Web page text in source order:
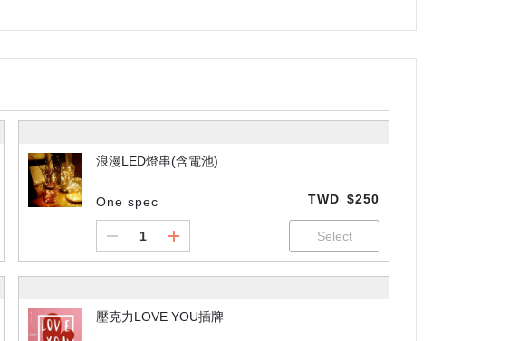
浪漫LED燈串(含電池)
One spec TWD $250
壓克力LOVE YOU插牌